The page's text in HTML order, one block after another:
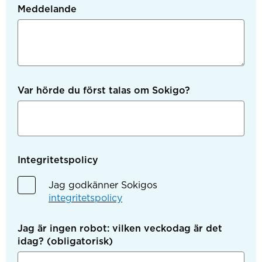
Meddelande
Var hörde du först talas om Sokigo?
Integritetspolicy
Jag godkänner Sokigos
integritetspolicy
Jag är ingen robot: vilken veckodag är det
idag? (obligatorisk)